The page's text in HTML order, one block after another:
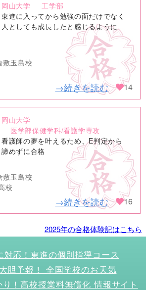
岡山大学
工学部
東進に入ってから勉強の面だけでなく
人としても成長したと感じるように
敷玉島校
→続きを読む 14
岡山大学
医学部保健学科/看護学専攻
看護師の夢を叶えるため、E判定から
諦めずに合格
敷玉島校
校
→続きを読む 16
2025年の合格体験記はこちら
対応！東進の個別指導コース
胆予報！ 全国学校のお天気
！高校授業料無償化 情報サイト